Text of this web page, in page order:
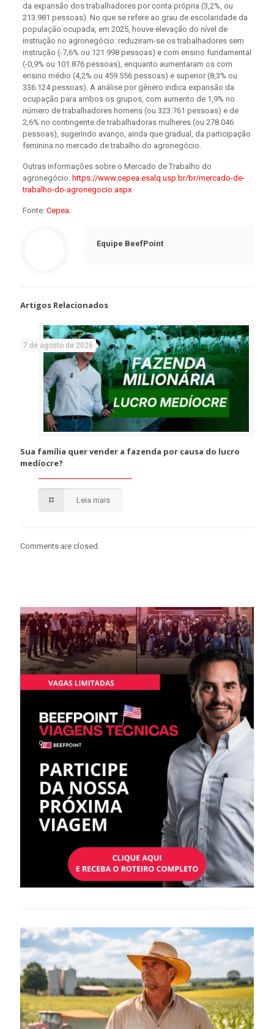
da expansão dos trabalhadores por conta própria (3,2%, ou
213.981 pessoas). No que se refere ao grau de escolaridade da
população ocupada, em 2025, houve elevação do nível de
instrução no agronegócio: reduziram-se os trabalhadores sem
instrução (-7,6% ou 121.998 pessoas) e com ensino fundamental
(-0,9% ou 101.876 pessoas), enquanto aumentaram os com
ensino médio (4,2% ou 459.556 pessoas) e superior (8,3% ou
336.124 pessoas). A análise por gênero indica expansão da
ocupação para ambos os grupos, com aumento de 1,9% no
número de trabalhadores homens (ou 323.761 pessoas) e de
2,6% no contingente de trabalhadoras mulheres (ou 278.046
pessoas), sugerindo avanço, ainda que gradual, da participação
feminina no mercado de trabalho do agronegócio.
Outras informações sobre o Mercado de Trabalho do
agronegócio: https://www.cepea.esalq.usp.br/br/mercado-de-
trabalho-do-agronegocio.aspx
Fonte: Cepea.
Equipe BeefPoint
Artigos Relacionados
7 de agosto de 2026
Sua família quer vender a fazenda por causa do lucro
medíocre?
Leia mais
Comments are closed.